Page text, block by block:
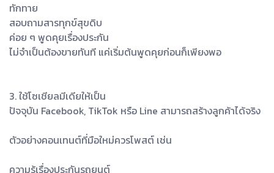
ทักทาย
สอบถามสารทุกข์สุขดิบ
ค่อย ๆ พูดคุยเรื่องประกัน
ไม่จำเป็นต้องขายทันที แค่เริ่มต้นพูดคุยก่อนก็เพียงพอ
3. ใช้โซเชียลมีเดียให้เป็น
ปัจจุบัน Facebook, TikTok หรือ Line สามารถสร้างลูกค้าได้จริง
ตัวอย่างคอนเทนต์ที่มือใหม่ควรโพสต์ เช่น
ความรู้เรื่องประกันรถยนต์